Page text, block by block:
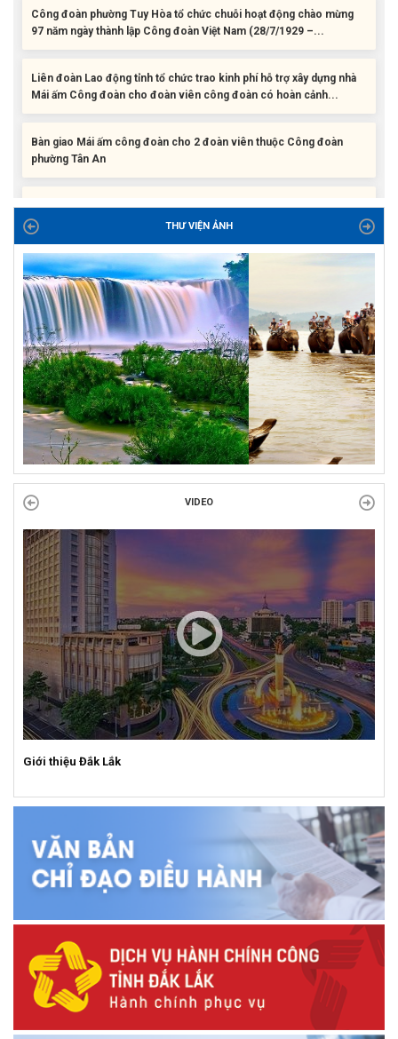
Liên đoàn Lao động tỉnh tổ chức trao kinh phí hỗ trợ xây dựng nhà
Bàn giao Mái ấm công đoàn cho 2 đoàn viên thuộc Công đoàn
Liên đoàn Lao động tỉnh trao tặng 100 bộ bút chấm đọc tiếng Anh
ĐỜI ĐỜI GHI NHỚ CÔNG ƠN CÁC ANH HÙNG LIỆT SĨ, THƯƠNG
BINH VÀ NGƯỜI CÓ CÔNG VỚI CÁCH MẠNG!
Công đoàn phường Tuy Hòa tổ chức chuỗi hoạt động chào mừng
97 năm ngày thành lập Công đoàn Việt Nam (28/7/1929 –...
THƯ VIỆN ẢNH
VIDEO
Giới thiệu Đắk Lắk